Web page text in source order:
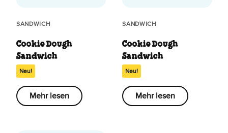
SANDWICH
Cookie Dough
Sandwich
Neu!
Mehr lesen
SANDWICH
Cookie Dough
Sandwich
Neu!
Mehr lesen